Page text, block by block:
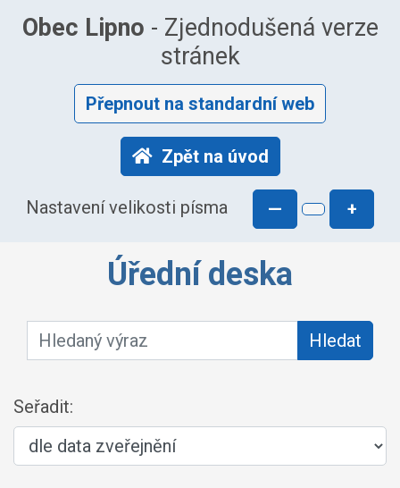
Obec Lipno - Zjednodušená verze
stránek
Přepnout na standardní web
Zpět na úvod
Nastavení velikosti písma — +
Úřední deska
Hledaný výraz: Hledat
Seřadit: